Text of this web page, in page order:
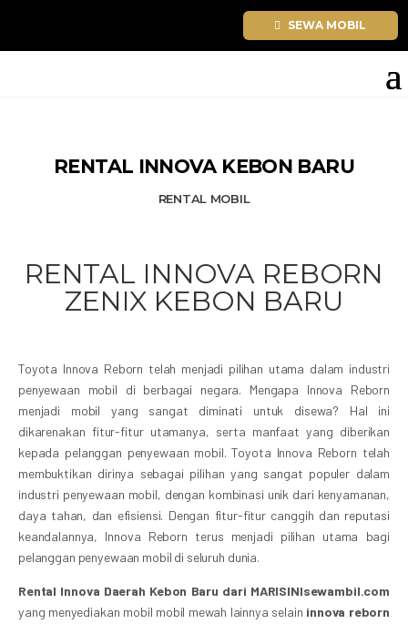
SELAMAT TAHUN BARU 2026.
SEWA MOBIL
RENTAL INNOVA KEBON BARU
RENTAL MOBIL
RENTAL INNOVA REBORN
ZENIX KEBON BARU
Toyota Innova Reborn telah menjadi pilihan utama dalam industri
penyewaan mobil di berbagai negara. Mengapa Innova Reborn
menjadi mobil yang sangat diminati untuk disewa? Hal ini
dikarenakan fitur-fitur utamanya, serta manfaat yang diberikan
kepada pelanggan penyewaan mobil. Toyota Innova Reborn telah
membuktikan dirinya sebagai pilihan yang sangat populer dalam
industri penyewaan mobil, dengan kombinasi unik dari kenyamanan,
daya tahan, dan efisiensi. Dengan fitur-fitur canggih dan reputasi
keandalannya, Innova Reborn terus menjadi pilihan utama bagi
pelanggan penyewaan mobil di seluruh dunia.
Rental Innova Daerah Kebon Baru dari MARISINIsewambil.com
yang menyediakan mobil mobil mewah lainnya selain innova reborn